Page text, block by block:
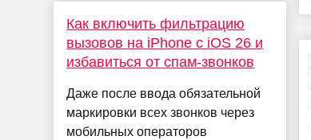
Как включить фильтрацию
вызовов на iPhone с iOS 26 и
избавиться от спам-звонков
Даже после ввода обязательной
маркировки всех звонков через
мобильных операторов